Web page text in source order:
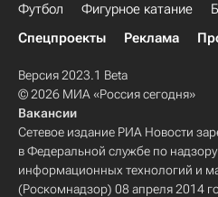
Футбол Фигурное катание
Спецпроекты
Реклама
Версия 2023.1 Beta
© 2026 МИА «Россия сегодня»
Вакансии
Сетевое издание РИА Новости
в Федеральной службе по
информационных технологий и
(Роскомнадзор) 08 апреля 2014